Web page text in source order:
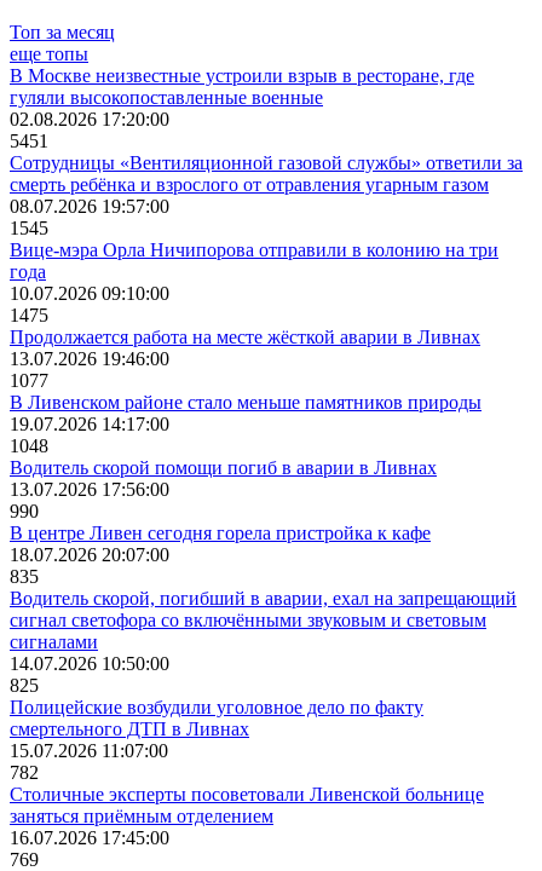
Топ за месяц
еще топы
В Москве неизвестные устроили взрыв в ресторане, где
гуляли высокопоставленные военные
02.08.2026 17:20:00
5451
Сотрудницы «Вентиляционной газовой службы» ответили за
смерть ребёнка и взрослого от отравления угарным газом
08.07.2026 19:57:00
1545
Вице-мэра Орла Ничипорова отправили в колонию на три
года
10.07.2026 09:10:00
1475
Продолжается работа на месте жёсткой аварии в Ливнах
13.07.2026 19:46:00
1077
В Ливенском районе стало меньше памятников природы
19.07.2026 14:17:00
1048
Водитель скорой помощи погиб в аварии в Ливнах
13.07.2026 17:56:00
990
В центре Ливен сегодня горела пристройка к кафе
18.07.2026 20:07:00
835
Водитель скорой, погибший в аварии, ехал на запрещающий
сигнал светофора со включёнными звуковым и световым
сигналами
14.07.2026 10:50:00
825
Полицейские возбудили уголовное дело по факту
смертельного ДТП в Ливнах
15.07.2026 11:07:00
782
Столичные эксперты посоветовали Ливенской больнице
заняться приёмным отделением
16.07.2026 17:45:00
769